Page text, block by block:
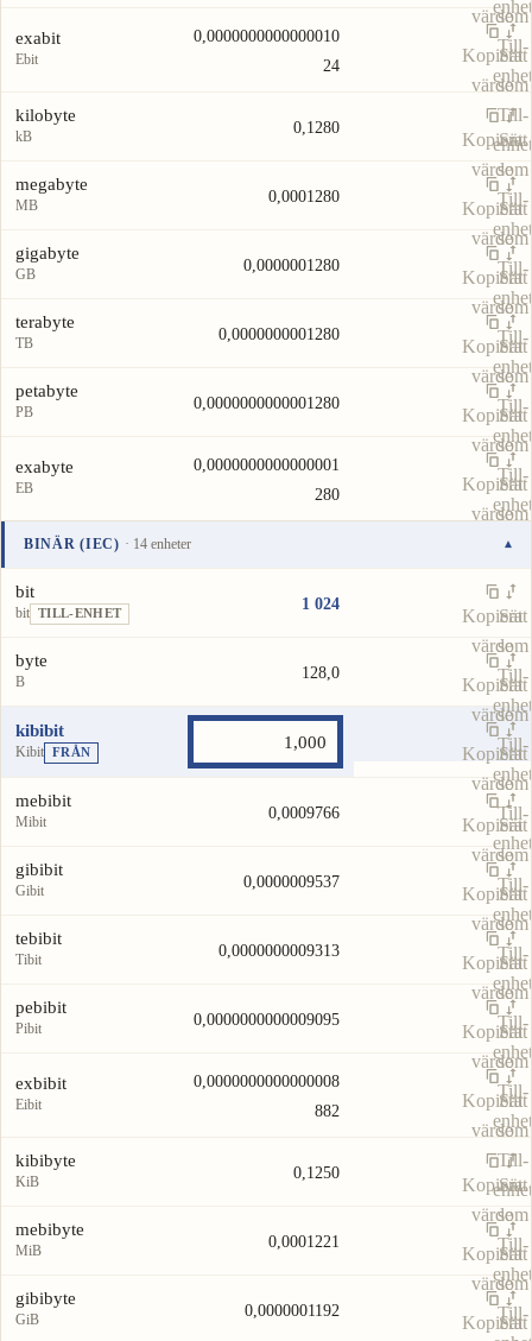
enhet
värdesom
Till-
enhet
exabit
Ebit
0,0000000000000010
24
Kopiera
värde
Sätt
som
Till-
enhet
kilobyte
kB 0,1280
Kopiera
värde
Sätt
som
Till-
enhet
megabyte
MB 0,0001280
Kopiera
värde
Sätt
som
Till-
enhet
gigabyte
GB 0,0000001280
Kopiera
värde
Sätt
som
Till-
enhet
terabyte
TB 0,0000000001280
Kopiera
värde
Sätt
som
Till-
enhet
petabyte
PB 0,0000000000001280
Kopiera
värde
Sätt
som
Till-
enhet
exabyte
EB
0,0000000000000001
280
Kopiera
värde
Sätt
som
Till-
BINÄR (IEC) · 14 enheter ▾
Enhet
bit
bit TILL-ENHET 1 024
Kopiera
värde
Sätt
som
Till-
enhet
byte
B 128,0
Kopiera
värde
Sätt
som
Till-
enhet
kibibit
Kibit FRÅN
Kopiera
värde
Sätt
som
Till-
enhet
mebibit
Mibit 0,0009766
Kopiera
värde
Sätt
som
Till-
enhet
gibibit
Gibit 0,0000009537
Kopiera
värde
Sätt
som
Till-
enhet
tebibit
Tibit 0,0000000009313
Kopiera
värde
Sätt
som
Till-
enhet
pebibit
Pibit 0,0000000000009095
Kopiera
värde
Sätt
som
Till-
enhet
exbibit
Eibit
0,0000000000000008
882
Kopiera
värde
Sätt
som
Till-
enhet
kibibyte
KiB 0,1250
Kopiera
värde
Sätt
som
Till-
enhet
mebibyte
MiB 0,0001221
Kopiera
värde
Sätt
som
Till-
gibibyte
GiB 0,0000001192
Kopiera
Sätt